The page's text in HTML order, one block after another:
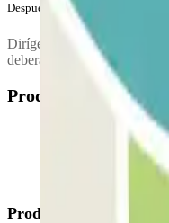
Después de tu viaje
Dirígete a la cabina de
deberás abonar la
Productos disponibles
Productos de Parclick